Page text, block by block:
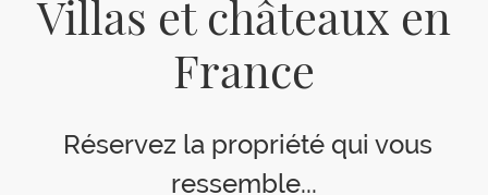
Villas et châteaux en
France
Réservez la propriété qui vous
ressemble...